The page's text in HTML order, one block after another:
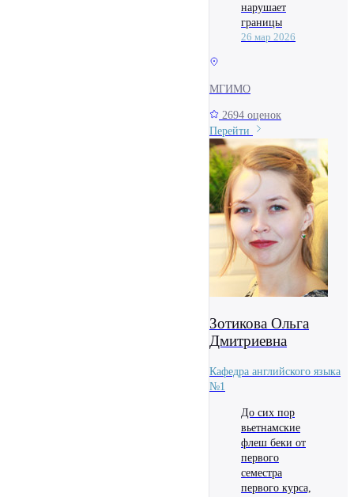
нарушает
границы
26 мар 2026
МГИМО
2694 оценок
Перейти
Зотикова Ольга
Дмитриевна
Кафедра английского языка
№1
До сих пор
вьетнамские
флеш беки от
первого
семестра
первого курса,